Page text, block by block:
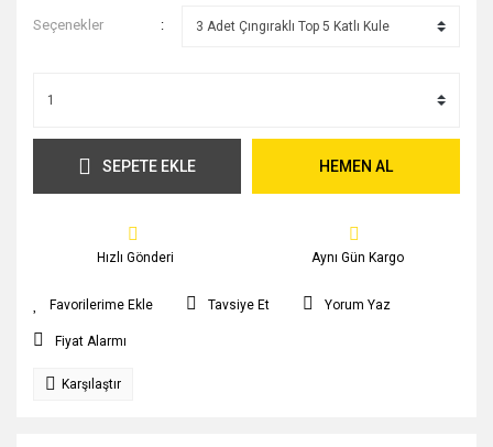
Seçenekler
SEPETE EKLE HEMEN AL
Hızlı Gönderi Aynı Gün Kargo
Tavsiye Et Yorum Yaz
Fiyat Alarmı
Karşılaştır